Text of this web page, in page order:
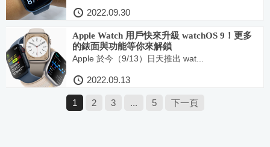
2022.09.30
Apple Watch 用戶快來升級 watchOS 9！更多
的錶面與功能等你來解鎖
Apple 於今（9/13）日天推出 wat...
2022.09.13
1 2 3 ... 5 下一頁